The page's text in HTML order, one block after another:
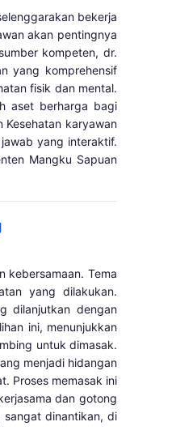
bekerja
akan pentingnya
kompeten, dr.
yang komprehensif
fisik dan mental.
aset berharga bagi
Kesehatan karyawan
yang interaktif.
Mangku Sapuan
kebersamaan. Tema
yang dilakukan.
dilanjutkan dengan
ini, menunjukkan
untuk dimasak.
menjadi hidangan
Proses memasak ini
dan gotong
sangat dinantikan, di